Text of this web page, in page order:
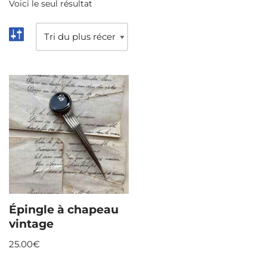
Voici le seul résultat
Épingle à chapeau
vintage
25.00€